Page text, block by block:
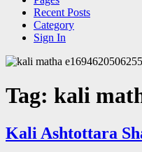
Recent Posts
Category
Sign In
Tag: kali
Kali Ashtottara